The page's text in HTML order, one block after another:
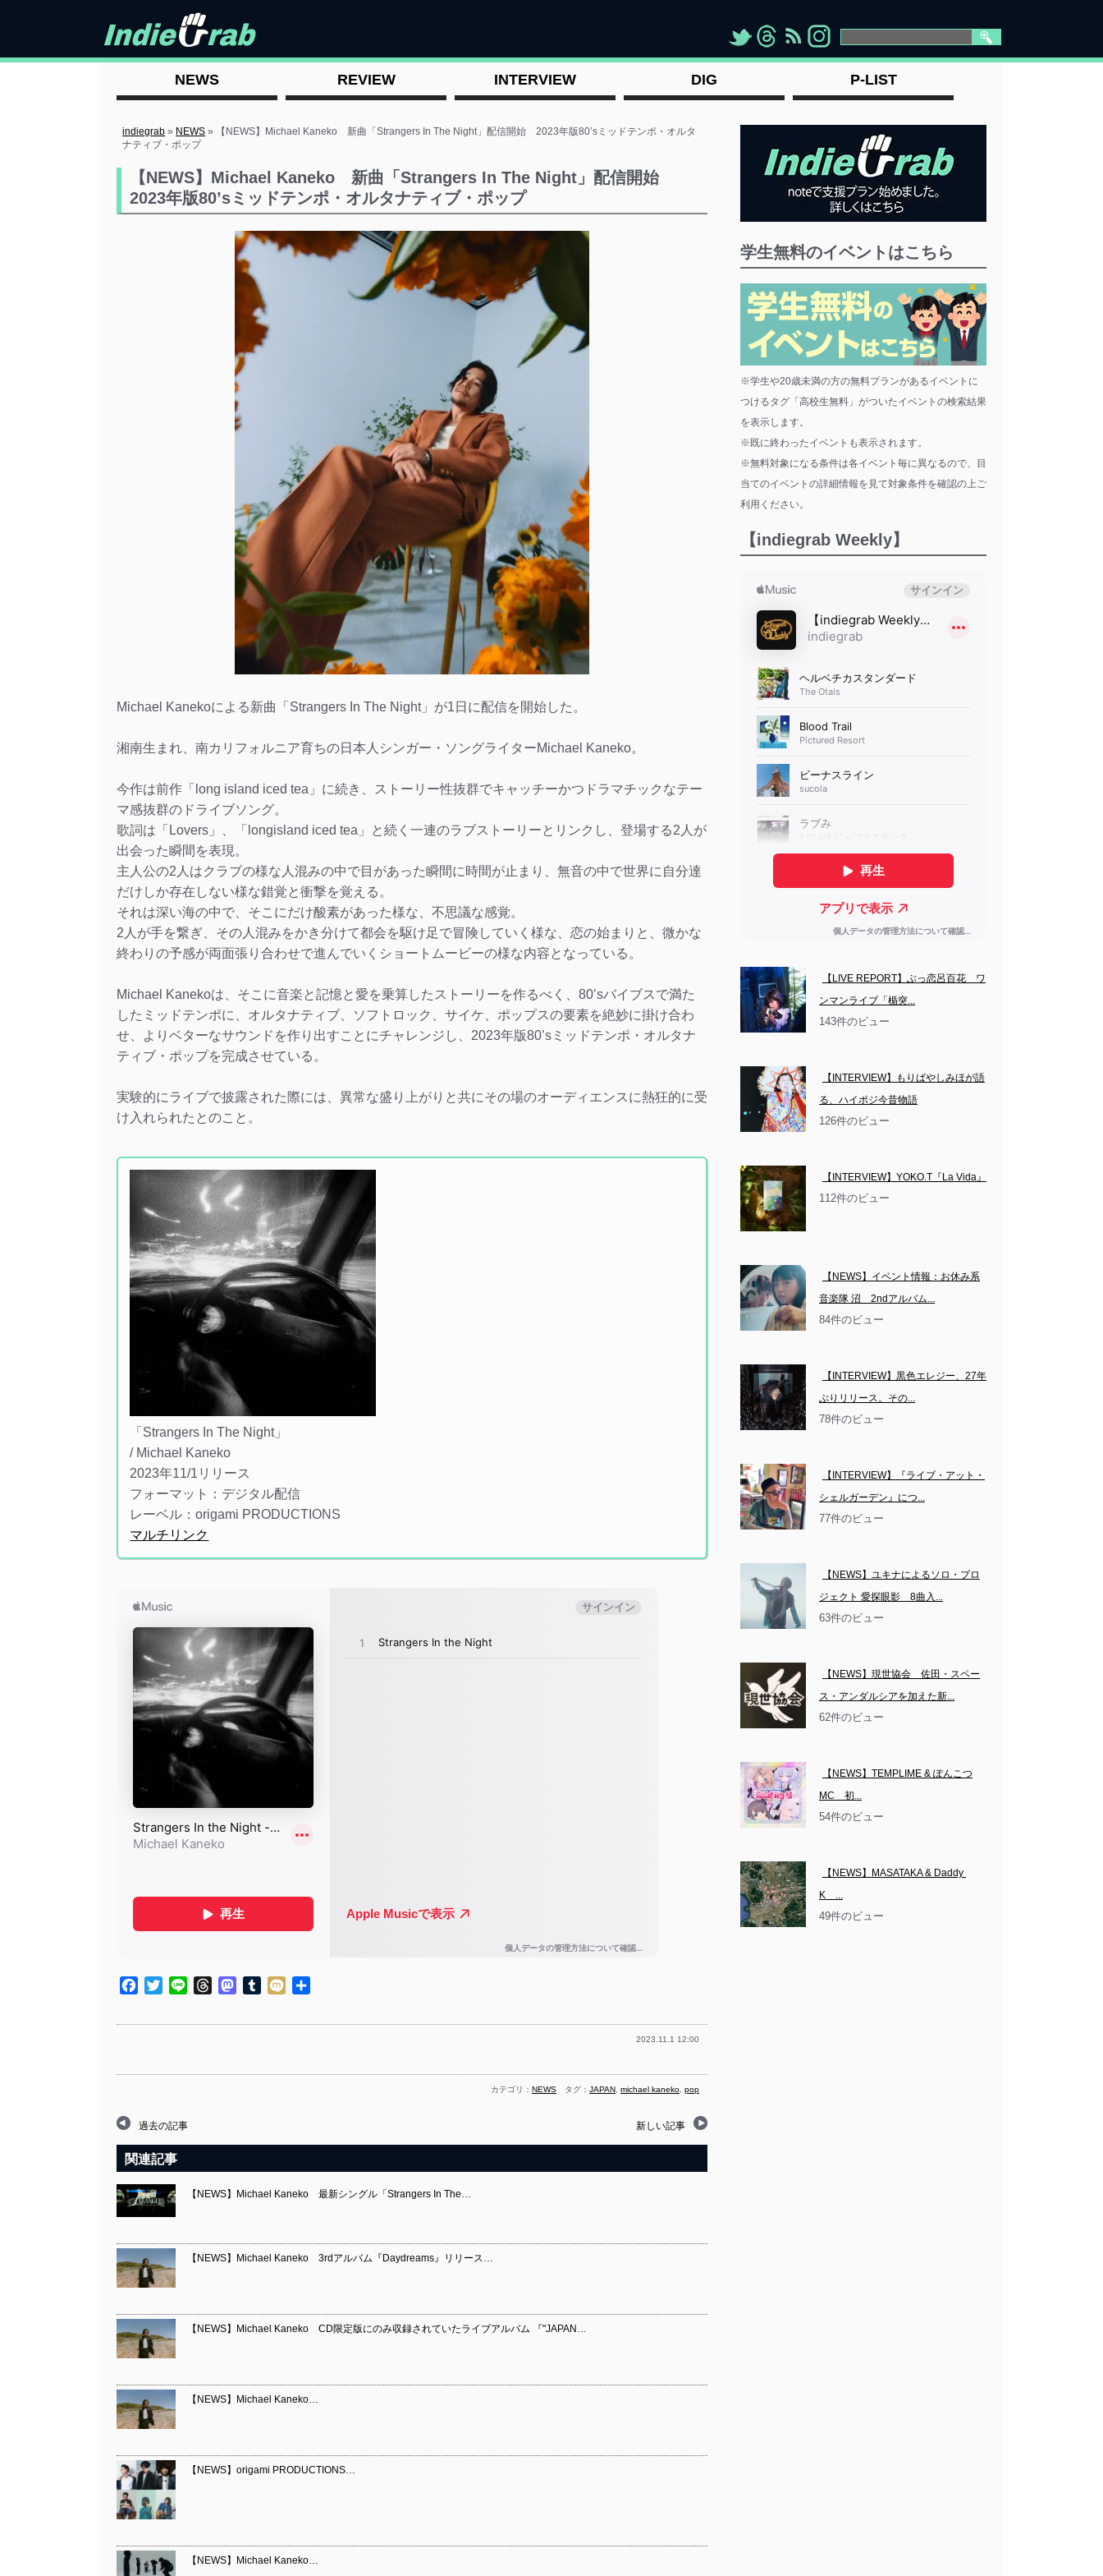
"> "> "> " >
NEWS REVIEW INTERVIEW DIG P-LIST
indiegrab » NEWS »
【NEWS】Michael Kaneko 新曲「Strangers In The Night」配信開始 2023年版80’sミッドテンポ・オルタ
ナティブ・ポップ
【NEWS】Michael Kaneko 新曲「Strangers In The Night」配信開始
2023年版80’sミッドテンポ・オルタナティブ・ポップ
Michael Kanekoによる新曲「Strangers In The Night」が1日に配信を開始した。
湘南生まれ、南カリフォルニア育ちの日本人シンガー・ソングライターMichael Kaneko。
今作は前作「long island iced tea」に続き、ストーリー性抜群でキャッチーかつドラマチックなテー
マ感抜群のドライブソング。
歌詞は「Lovers」、「longisland iced tea」と続く一連のラブストーリーとリンクし、登場する2人が
出会った瞬間を表現。
主人公の2人はクラブの様な人混みの中で目があった瞬間に時間が止まり、無音の中で世界に自分達
だけしか存在しない様な錯覚と衝撃を覚える。
それは深い海の中で、そこにだけ酸素があった様な、不思議な感覚。
2人が手を繋ぎ、その人混みをかき分けて都会を駆け足で冒険していく様な、恋の始まりと、微かな
終わりの予感が両面張り合わせで進んでいくショートムービーの様な内容となっている。
Michael Kanekoは、そこに音楽と記憶と愛を乗算したストーリーを作るべく、80’sバイブスで満た
したミッドテンポに、オルタナティブ、ソフトロック、サイケ、ポップスの要素を絶妙に掛け合わ
せ、よりベターなサウンドを作り出すことにチャレンジし、2023年版80’sミッドテンポ・オルタナ
ティブ・ポップを完成させている。
実験的にライブで披露された際には、異常な盛り上がりと共にその場のオーディエンスに熱狂的に受
け入れられたとのこと。
「Strangers In The Night」
/ Michael Kaneko
2023年11/1リリース
フォーマット：デジタル配信
レーベル：origami PRODUCTIONS
マルチリンク
Facebook
TwitterLine ThreadsMastodon
TumblrMixi
2023.11.1 12:00
カテゴリ： NEWS タグ： JAPAN michael kaneko pop
過去の記事 新しい記事
関連記事
【NEWS】Michael Kaneko 最新シングル「Strangers In The…
【NEWS】Michael Kaneko 3rdアルバム『Daydreams』リリース…
【NEWS】Michael Kaneko CD限定版にのみ収録されていたライブアルバム 『"JAPAN…
【NEWS】Michael Kaneko…
【NEWS】origami PRODUCTIONS…
【NEWS】Michael Kaneko…
学生無料のイベントはこちら
※学生や20歳未満の方の無料プランがあるイベントに
つけるタグ「高校生無料」がついたイベントの検索結果
を表示します。
※既に終わったイベントも表示されます。
※無料対象になる条件は各イベント毎に異なるので、目
当てのイベントの詳細情報を見て対象条件を確認の上ご
利用ください。
【indiegrab Weekly】
【LIVE REPORT】ぶっ恋呂百花　ワ
ンマンライブ「楯突...
143件のビュー
【INTERVIEW】もりばやしみほが語
る、ハイポジ今昔物語
126件のビュー
【INTERVIEW】YOKO.T『La Vida』
112件のビュー
【NEWS】イベント情報：お休み系
音楽隊 沼　2ndアルバム...
84件のビュー
【INTERVIEW】黒色エレジー、27年
ぶりリリース。その...
78件のビュー
【INTERVIEW】『ライブ・アット・
シェルガーデン』につ...
77件のビュー
【NEWS】ユキナによるソロ・プロ
ジェクト 愛探眼影　8曲入...
63件のビュー
【NEWS】現世協会　佐田・スペー
ス・アンダルシアを加えた新...
62件のビュー
【NEWS】TEMPLIME & ぽんこつ
MC　初...
54件のビュー
【NEWS】MASATAKA & Daddy
K　...
49件のビュー